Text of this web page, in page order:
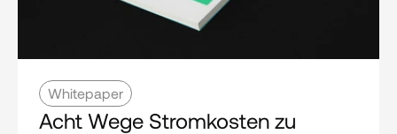
Whitepaper
Acht Wege Stromkosten zu